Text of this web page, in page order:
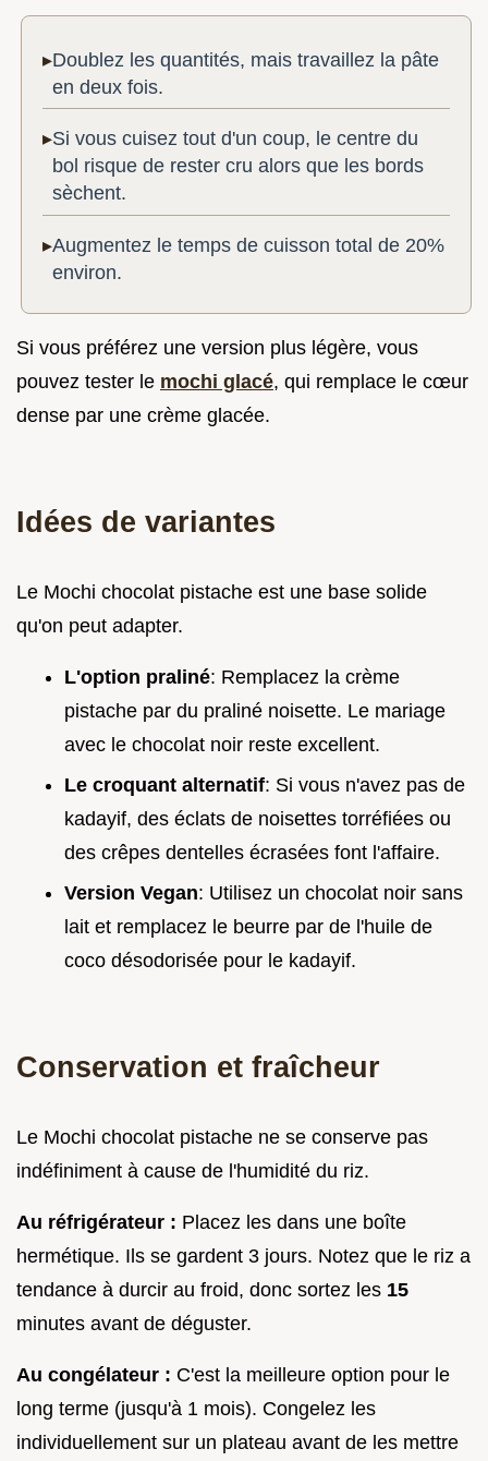
Doublez les quantités, mais travaillez la pâte
en deux fois.
Si vous cuisez tout d'un coup, le centre du
bol risque de rester cru alors que les bords
sèchent.
Augmentez le temps de cuisson total de 20%
environ.
Si vous préférez une version plus légère, vous
pouvez tester le mochi glacé, qui remplace le cœur
dense par une crème glacée.
Idées de variantes
Le Mochi chocolat pistache est une base solide
qu'on peut adapter.
L'option praliné: Remplacez la crème
pistache par du praliné noisette. Le mariage
avec le chocolat noir reste excellent.
Le croquant alternatif: Si vous n'avez pas de
kadayif, des éclats de noisettes torréfiées ou
des crêpes dentelles écrasées font l'affaire.
Version Vegan: Utilisez un chocolat noir sans
lait et remplacez le beurre par de l'huile de
coco désodorisée pour le kadayif.
Conservation et fraîcheur
Le Mochi chocolat pistache ne se conserve pas
indéfiniment à cause de l'humidité du riz.
Au réfrigérateur : Placez les dans une boîte
hermétique. Ils se gardent 3 jours. Notez que le riz a
tendance à durcir au froid, donc sortez les 15
minutes avant de déguster.
Au congélateur : C'est la meilleure option pour le
long terme (jusqu'à 1 mois). Congelez les
individuellement sur un plateau avant de les mettre